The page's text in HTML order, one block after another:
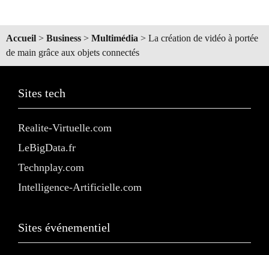
Accueil > Business > Multimédia > La création de vidéo à portée
de main grâce aux objets connectés
Sites tech
Realite-Virtuelle.com
LeBigData.fr
Technplay.com
Intelligence-Artificielle.com
Sites événementiel